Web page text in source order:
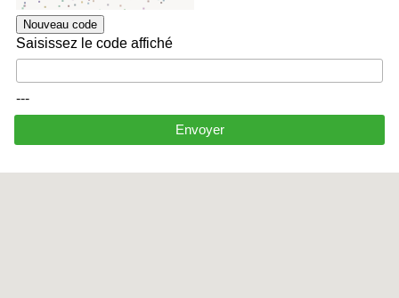
Nouveau code
Saisissez le code affiché
---
Envoyer